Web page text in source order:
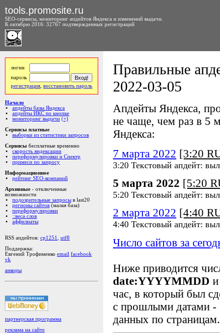
tools.promosite.ru
SEO-сервисы, мониторинг апдейтов Яндекса и изменений выдачи.
К октябрю 2016: 32767 подтвержденных регистраций
логин
пароль
регистрация восстановить пароль
Начало
апдейты базы Яндекса
апдейты ИКС по кнопке
мониторинг выдачи (+)
Сервисы платные
выборки из статистики запросов
Сервисы бесплатные временно
скорость яндексации
переформулировки и Спектр
примеси по запросу
Информационное
рейтинг SEO-компаний
Архивные - отключенные
возможности
подозрительные запросы в last20
регионы сайтов (малая база)
переформулировки
::веса слов
аффилиаты
RSS апдейтов: cp1251
utf8
Поддержка:
Евгений Трофименко email facebook
vk
анкоры
партнерская программа
реклама на сайте
Правильные
2022-03-05
Апдейты Яндекса,
не чаще, чем раз в 5
Яндекса:
7 марта 2022 [3:20
3:20 Текстовый апдейт:
5 марта 2022 [5:20
5:20 Текстовый апдейт:
2 марта 2022 [4:40
4:40 Текстовый апдейт:
Число сайтов за
Ниже приводится
date:YYYYMMDD
час, в который был
с прошлыми датами -
данных по страницам.